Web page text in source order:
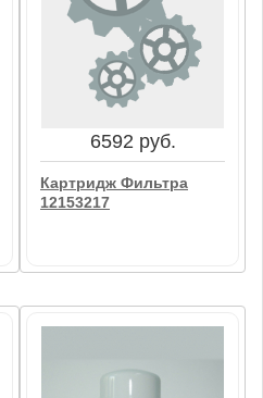
307508 руб.
Пласт.Масл.Фильтр
03272010
6592 руб.
Картридж Фильтра
12153217